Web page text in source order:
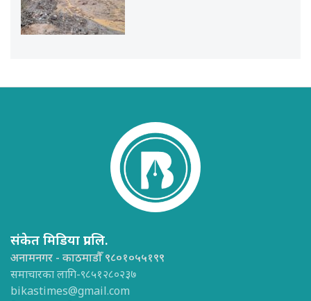
संकेत मिडिया प्रा.लि.
अनामनगर - काठमाडौँ ९८०१०५५१९९
समाचारका लागि-९८५१२८०२३७
bikastimes@gmail.com